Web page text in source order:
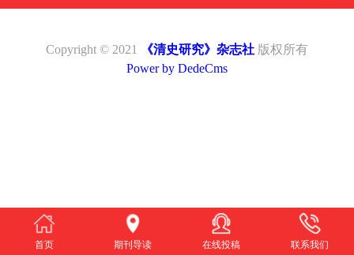
稿
Copyright © 2021 《清史研究》杂志社 版权所有
Power by DedeCms
首页 期刊导读 在线投稿 联系我们